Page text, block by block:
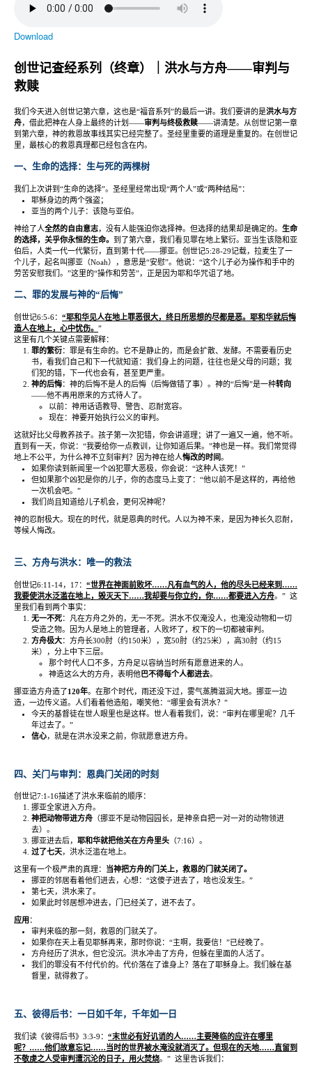
Download
创世记查经系列（终章）｜洪水与方舟——审判与
救赎
我们今天进入创世记第六章，这也是“福音系列 ”的最后一讲。我们要讲的是洪水与方
舟，借此把神在人身上最终的计划 ——审判与终极救赎——讲清楚。从创世记第一章
到第六章，神的救恩故事线其实已经完整了。圣经里重要的道理是重复的。在创世记
里，最核心的救恩真理都已经包含在内。
一、生命的选择：生与死的两棵树
我们上次讲到 “生命的选择”。圣经里经常出现“两个人”或“两种结局”：
耶稣身边的两个强盗；
亚当的两个儿子：该隐与亚伯。
神给了人全然的自由意志，没有人能强迫你选择神。但选择的结果却是确定的。 生命
的选择，关乎你永恒的生命。 到了第六章，我们看见罪在地上繁衍。亚当生该隐和亚
伯后，人类一代一代繁衍，直到第十代——挪亚。创世记5:28-29记载，拉麦生了一
个儿子，起名叫挪亚（Noah），意思是“安慰”。他说： “这个儿子必为操作和手中的
劳苦安慰我们。 ”这里的“操作和劳苦”，正是因为耶和华咒诅了地。
二、罪的发展与神的“后悔”
创世记6:5-6： “耶和华见人在地上罪恶很大，终日所思想的尽都是恶。耶和华就后悔
造人在地上，心中忧伤。 ”
这里有几个关键点需要解释：
罪的繁衍：罪是有生命的。它不是静止的，而是会扩散、发酵。不需要看历史
书，看我们自己和下一代就知道：我们身上的问题，往往也是父母的问题；我
们犯的错，下一代也会有，甚至更严重。
神的后悔：神的后悔不是人的后悔（后悔做错了事）。神的“后悔”是一种转向
——他不再用原来的方式待人了。
以前：神用话语教导、警告、忍耐宽容。
现在：神要开始执行公义的审判。
这就好比父母教养孩子。孩子第一次犯错，你会讲道理；讲了一遍又一遍，他不听。
直到有一天，你说： “我要给你一点教训，让你知道后果。 ”神也是一样。我们常觉得
地上不公平，为什么神不立刻审判？因为神在给人悔改的时间。
如果你读到新闻里一个凶犯罪大恶极，你会说： “这种人该死！ ”
但如果那个凶犯是你的儿子，你的态度马上变了： “他以前不是这样的，再给他
一次机会吧。 ”
我们尚且知道给儿子机会，更何况神呢？
神的忍耐极大。现在的时代，就是恩典的时代。人以为神不来，是因为神长久忍耐，
等候人悔改。
三、方舟与洪水：唯一的救法
创世记6:11-14， 17： “世界在神面前败坏……凡有血气的人，他的尽头已经来到 ……
我要使洪水泛滥在地上，毁灭天下……我却要与你立约，你……都要进入方舟。 ” 这
里我们看到两个事实：
无一不死：凡在方舟之外的，无一不死。洪水不仅淹没人，也淹没动物和一切
受造之物。因为人是地上的管理者，人败坏了，权下的一切都被审判。
方舟极大：方舟长300肘（约150米），宽50肘（约25米），高30肘（约15
米），分上中下三层。
那个时代人口不多，方舟足以容纳当时所有愿意进来的人。
神造这么大的方舟，表明他巴不得每个人都进去。
挪亚造方舟造了120年。在那个时代，雨还没下过，雾气蒸腾滋润大地。挪亚一边
造，一边传义道。人们看着他造船，嘲笑他： “哪里会有洪水？ ”
今天的基督徒在世人眼里也是这样。世人看着我们，说： “审判在哪里呢？几千
年过去了。 ”
信心，就是在洪水没来之前，你就愿意进方舟。
四、关门与审判：恩典门关闭的时刻
创世记7:1-16描述了洪水来临前的顺序：
挪亚全家进入方舟。
神把动物带进方舟 （挪亚不是动物园园长，是神亲自把一对一对的动物领进
去）。
挪亚进去后， 耶和华就把他关在方舟里头 （7:16）。
过了七天，洪水泛滥在地上。
这里有一个极严肃的真理： 当神把方舟的门关上，救恩的门就关闭了。
挪亚的邻居看着他们进去，心想： “这傻子进去了，啥也没发生。 ”
第七天，洪水来了。
如果此时邻居想冲进去，门已经关了，进不去了。
应用 ：
审判来临的那一刻，救恩的门就关了。
如果你在天上看见耶稣再来，那时你说： “主啊，我要信！ ”已经晚了。
方舟经历了洪水，但它没沉。洪水冲击了方舟，但躲在里面的人活了。
我们的罪没有不付代价的。代价落在了谁身上？落在了耶稣身上。我们躲在基
督里，就得救了。
五、彼得后书：一日如千年，千年如一日
我们读《彼得后书》 3:3-9 ： “末世必有好讥诮的人……主要降临的应许在哪里
呢？ ……他们故意忘记……当时的世界被水淹没就消灭了。但现在的天地…… 直留到
不敬虔之人受审判遭沉沦的日子，用火焚烧。 ” 这里告诉我们：